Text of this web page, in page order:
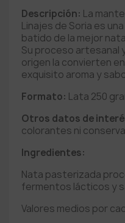
Descripción: La
Linajes de Soria es
batido de la mejor
Su proceso artesanal
origen la convierten
exquisito aroma y
Formato: Lata 250
Otros datos de
colorantes ni
Ingredientes:
Nata pasterizada
fermentos lácticos y
Valores medios por